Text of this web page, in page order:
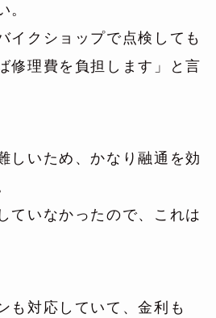
。
イクショップで点検しても
修理費を負担します」と言
しいため、かなり融通を効
ていなかったので、これは
も対応していて、金利も